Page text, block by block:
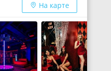
На карте